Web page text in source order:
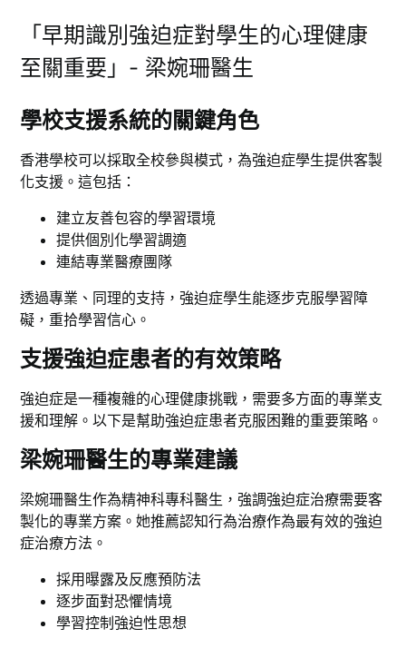
「早期識別強迫症對學生的心理健康
至關重要」- 梁婉珊醫生
學校支援系統的關鍵角色
香港學校可以採取全校參與模式，為強迫症學生提供客製
化支援。這包括：
建立友善包容的學習環境
提供個別化學習調適
連結專業醫療團隊
透過專業、同理的支持，強迫症學生能逐步克服學習障
礙，重拾學習信心。
支援強迫症患者的有效策略
強迫症是一種複雜的心理健康挑戰，需要多方面的專業支
援和理解。以下是幫助強迫症患者克服困難的重要策略。
梁婉珊醫生的專業建議
梁婉珊醫生作為精神科專科醫生，強調強迫症治療需要客
製化的專業方案。她推薦認知行為治療作為最有效的強迫
症治療方法。
採用曝露及反應預防法
逐步面對恐懼情境
學習控制強迫性思想